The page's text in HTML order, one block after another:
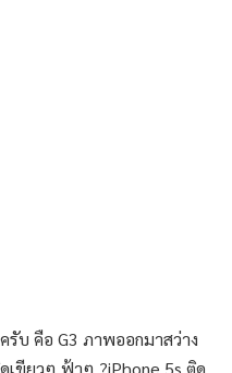
รับ คือ G3 ภาพออกมาสว่าง
ขียวๆ ฟ้าๆ ?iPhone 5s ติด